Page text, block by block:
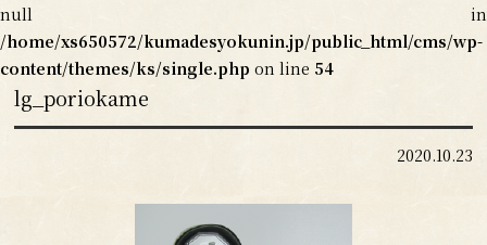
null in
/home/xs650572/kumadesyokunin.jp/public_html/cms/wp-
content/themes/ks/single.php on line 54
lg_poriokame
2020.10.23